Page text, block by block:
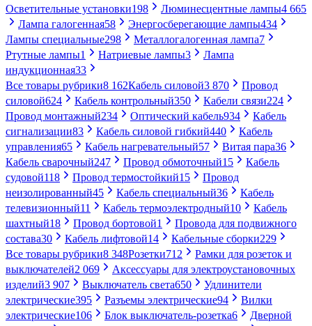
Осветительные установки198 Люминесцентные лампы4 665
Лампа галогенная58 Энергосберегающие лампы434
Лампы специальные298 Металлогалогенная лампа7
Ртутные лампы1 Натриевые лампы3
Лампа
индукционная33
Все товары рубрики8 162Кабель силовой3 870
Провод
силовой624 Кабель контрольный350 Кабели связи224
Провод монтажный234 Оптический кабель934
Кабель
сигнализации83 Кабель силовой гибкий440
Кабель
управления65 Кабель нагревательный57 Витая пара36
Кабель сварочный247 Провод обмоточный15
Кабель
судовой118 Провод термостойкий15
Провод
неизолированный45 Кабель специальный36
Кабель
телевизионный11 Кабель термоэлектродный10
Кабель
шахтный18 Провод бортовой1
Провода для подвижного
состава30 Кабель лифтовой14 Кабельные сборки229
Все товары рубрики8 348Розетки712
Рамки для розеток и
выключателей2 069
Аксессуары для электроустановочных
изделий3 907 Выключатель света650
Удлинители
электрические395 Разъемы электрические94
Вилки
электрические106 Блок выключатель-розетка6
Дверной